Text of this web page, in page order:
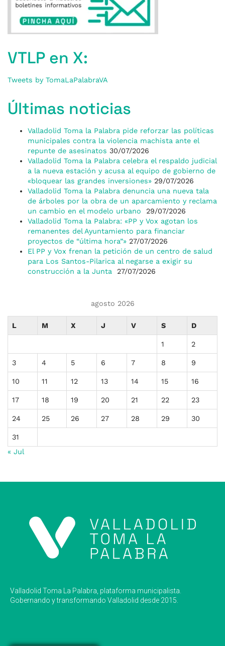
VTLP en X:
Tweets by TomaLaPalabraVA
Últimas noticias
Valladolid Toma la Palabra pide reforzar las políticas
municipales contra la violencia machista ante el
repunte de asesinatos 30/07/2026
Valladolid Toma la Palabra celebra el respaldo judicial
a la nueva estación y acusa al equipo de gobierno de
«bloquear las grandes inversiones» 29/07/2026
Valladolid Toma la Palabra denuncia una nueva tala
de árboles por la obra de un aparcamiento y reclama
un cambio en el modelo urbano
29/07/2026
Valladolid Toma la Palabra: «PP y Vox agotan los
remanentes del Ayuntamiento para financiar
proyectos de “última hora”» 27/07/2026
El PP y Vox frenan la petición de un centro de salud
para Los Santos-Pilarica al negarse a exigir su
construcción a la Junta
27/07/2026
agosto 2026
L M X J V S D
1 2
3 4 5 6 7 8 9
10 11 12 13 14 15 16
17 18 19 20 21 22 23
24 25 26 27 28 29 30
31
« Jul
Valladolid Toma La Palabra, plataforma municipalista.
Gobernando y transformando Valladolid desde 2015.